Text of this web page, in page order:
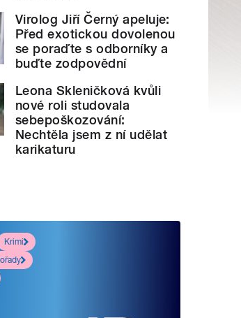
Virolog Jiří Černý apeluje:
Před exotickou dovolenou
se poraďte s odborníky a
buďte zodpovědní
Leona Skleničková kvůli
nové roli studovala
sebepoškozování:
Nechtěla jsem z ní udělat
karikaturu
Krimi